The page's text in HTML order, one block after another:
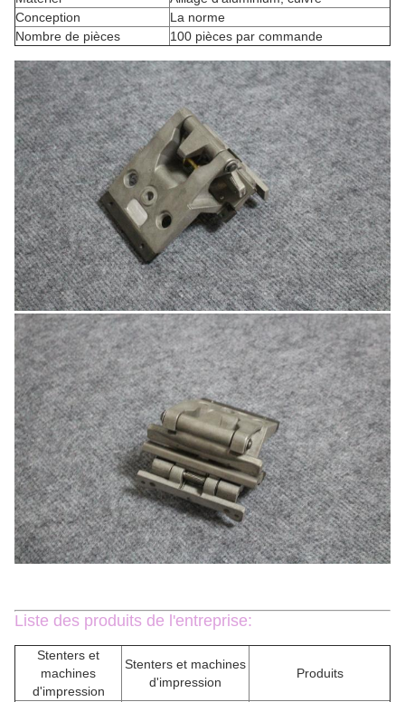
Conception
La norme
Nombre de pièces
100 pièces par commande
Liste des produits de l'entreprise:
Stenters et
machines
d'impression
Stenters et machines
d'impression
Produits